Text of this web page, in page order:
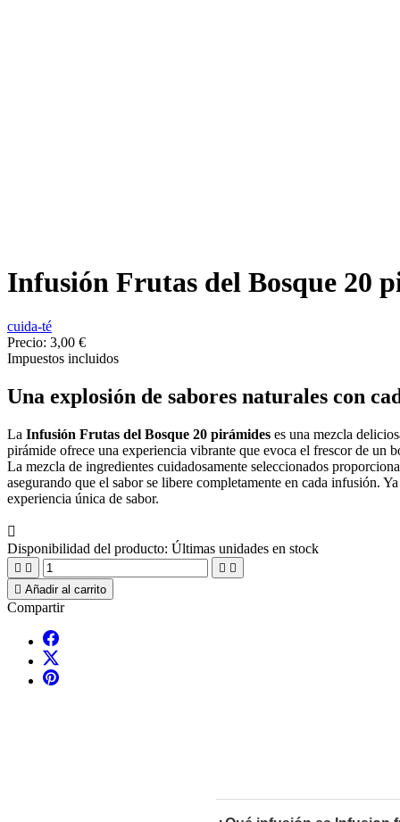
Infusión Frutas del Bosque 20
cuida-té
Precio: 3,00 €
Impuestos incluidos
Una explosión de sabores naturales con
La Infusión Frutas del Bosque 20 pirámides es una mezcla
pirámide ofrece una experiencia vibrante que evoca el frescor de un
La mezcla de ingredientes cuidadosamente seleccionados
asegurando que el sabor se libere completamente en cada infusión.
experiencia única de sabor.

Disponibilidad del producto: Últimas unidades en stock
   
 Añadir al carrito
Compartir